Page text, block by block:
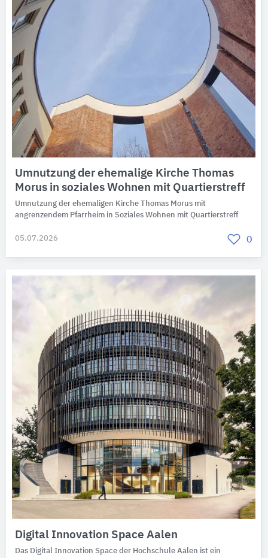
Umnutzung der ehemalige Kirche Thomas
Morus in soziales Wohnen mit Quartierstreff
Umnutzung der ehemaligen Kirche Thomas Morus mit
angrenzendem Pfarrheim in Soziales Wohnen mit Quartierstreff
05.07.2026 0
Digital Innovation Space Aalen
Das Digital Innovation Space der Hochschule Aalen ist ein